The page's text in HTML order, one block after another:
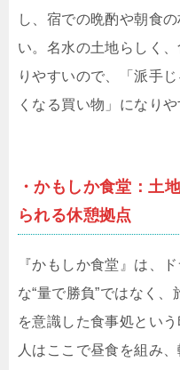
し、宿での晩酌や朝食
い。名水の土地らしく
りやすいので、「派手
くなる買い物」になり
・かもしか食堂：土
られる休憩拠点
『かもしか食堂』は、
な“量で勝負”ではなく
を意識した食事処とい
人はここで昼食を組み